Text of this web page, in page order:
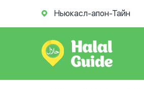
Ньюкасл-апон-Тайн